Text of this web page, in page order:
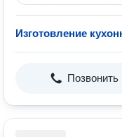
Изготовление
Позвонить